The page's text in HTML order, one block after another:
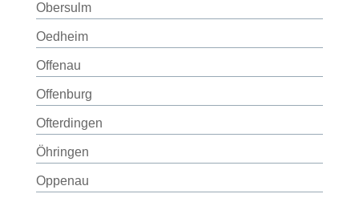
Obersulm
Oedheim
Offenau
Offenburg
Ofterdingen
Öhringen
Oppenau